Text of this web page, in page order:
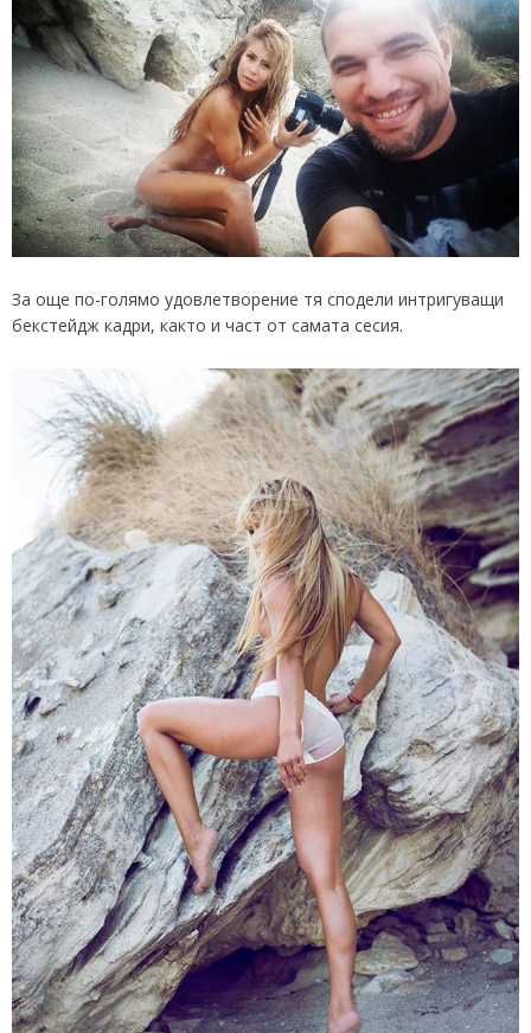
За още по-голямо удовлетворение тя сподели интригуващи
бекстейдж кадри, както и част от самата сесия.